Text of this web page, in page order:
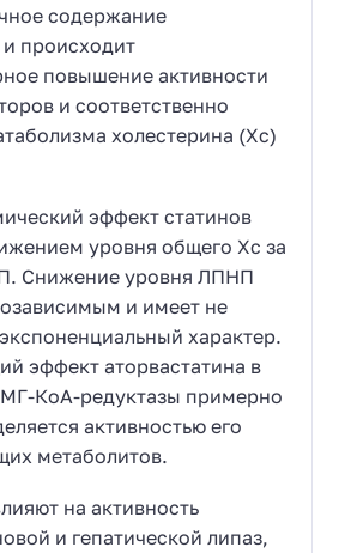
содержание
происходит
повышение активности
и соответственно
холестерина (Xc)
эффект статинов
уровня общего Хс за
Снижение уровня ЛПНП
и имеет не
характер.
эффект аторвастатина в
КоА-редуктазы примерно
активностью его
метаболитов.
на активность
и гепатической липаз,